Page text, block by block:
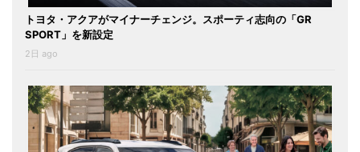
トヨタ・アクアがマイナーチェンジ。スポーティ志向の「GR
SPORT」を新設定
2日 ago